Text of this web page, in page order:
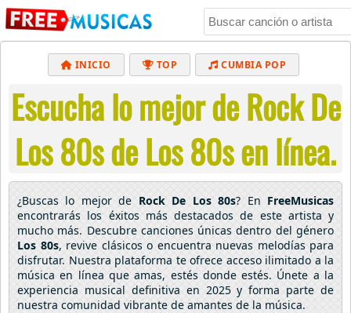
INICIO TOP CUMBIA POP
BACHATA MUSICA CRISTIANA
REGGAETON BALADAS ALTERNATIVO
ELECTRÓNICA CUMBIAS
Escucha lo mejor de Rock De
Los 80s de Los 80s en línea.
¿Buscas lo mejor de Rock De Los 80s? En FreeMusicas
encontrarás los éxitos más destacados de este artista y
mucho más. Descubre canciones únicas dentro del género
Los 80s, revive clásicos o encuentra nuevas melodías para
disfrutar. Nuestra plataforma te ofrece acceso ilimitado a la
música en línea que amas, estés donde estés. Únete a la
experiencia musical definitiva en 2025 y forma parte de
nuestra comunidad vibrante de amantes de la música.